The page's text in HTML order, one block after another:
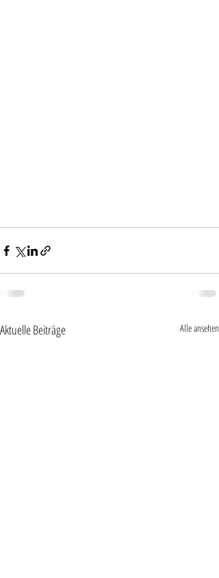
Aktuelle Beiträge Alle ansehen